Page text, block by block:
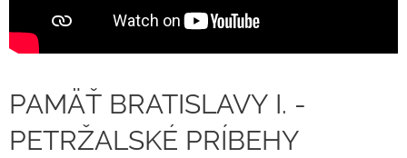
PAMÄŤ BRATISLAVY I. -
PETRŽALSKÉ PRÍBEHY